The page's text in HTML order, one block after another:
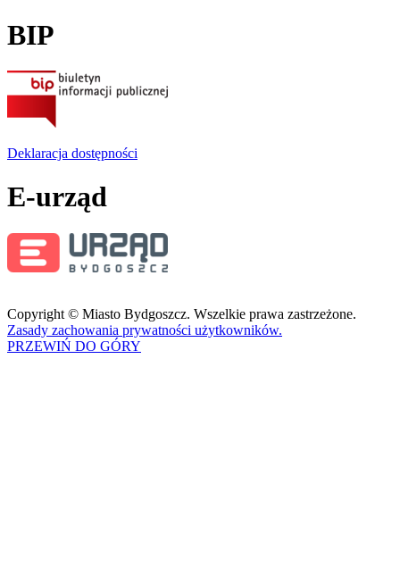
BIP
Deklaracja dostępności
E-urząd
Copyright © Miasto Bydgoszcz. Wszelkie prawa zastrzeżone.
Zasady zachowania prywatności użytkowników.
PRZEWIŃ DO GÓRY